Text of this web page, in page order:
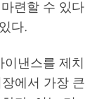
련할 수 있다
다.
낸스를 제치
에서 가장 큰